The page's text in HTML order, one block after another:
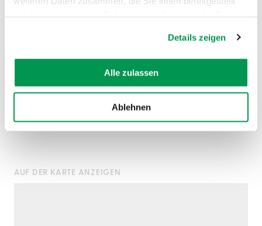
Details zeigen
Alle zulassen
Ablehnen
© ©
AUF DER KARTE ANZEIGEN